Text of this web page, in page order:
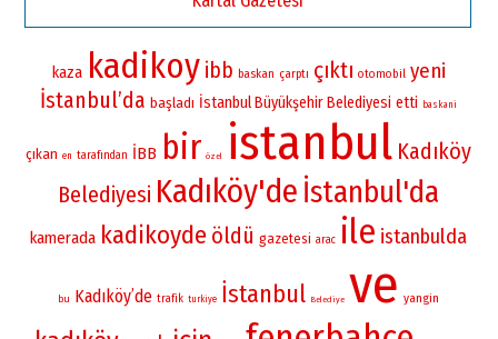
kaza kadikoy ibb baskan çarptı çıktı otomobil yeni
İstanbul’da başladı İstanbul Büyükşehir Belediyesi etti baskani
çıkan en tarafından İBB bir özel istanbul Kadıköy
Belediyesi Kadıköy'de İstanbul'da
kamerada kadikoyde öldü gazetesi arac ile istanbulda
bu Kadıköy’de trafik turkiye İstanbul Belediye ve yangin